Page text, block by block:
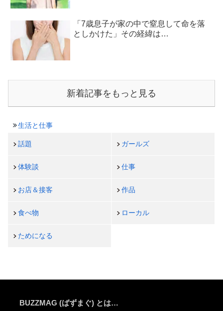
「7歳息子が家の中で窒息して命を落
としかけた」その経緯は…
新着記事をもっと見る
生活と仕事
話題 ガールズ
体験談 仕事
お店＆接客 作品
食べ物 ローカル
ためになる
BUZZMAG (ばずまぐ) とは…